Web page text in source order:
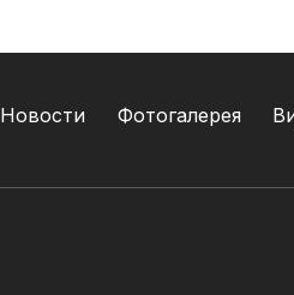
Новости Фотогалерея